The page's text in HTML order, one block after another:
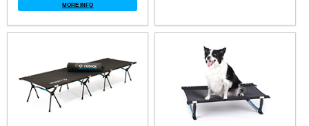
MORE INFO